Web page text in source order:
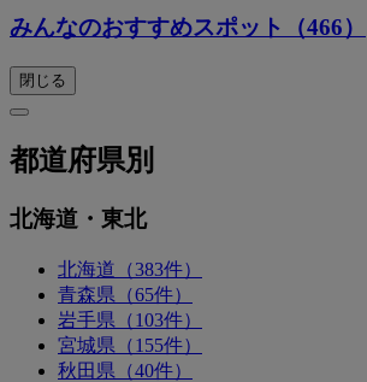
みんなのおすすめスポット（466）
閉じる
都道府県別
北海道・東北
北海道（383件）
青森県（65件）
岩手県（103件）
宮城県（155件）
秋田県（40件）